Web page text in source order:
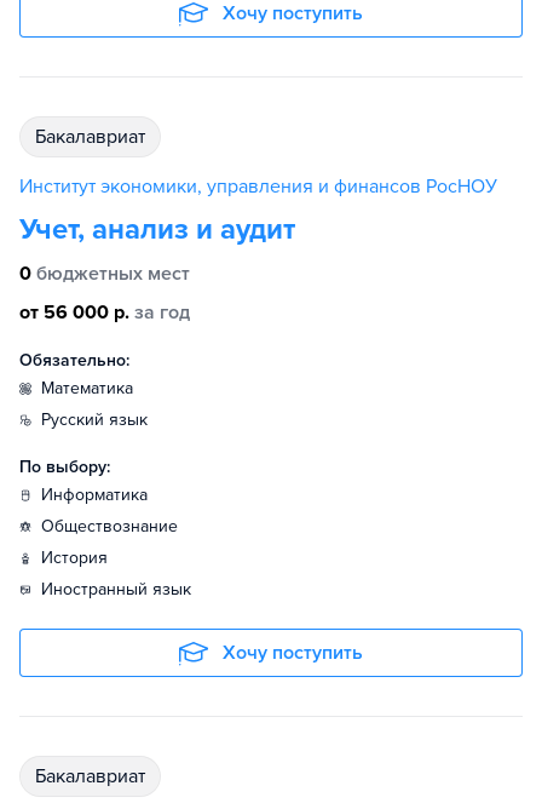
Хочу поступить
бакалавриат
Институт экономики, управления и финансов РосНОУ
Учет, анализ и аудит
0 бюджетных мест
от 56 000 р. за год
Обязательно:
математика
русский язык
По выбору:
информатика
обществознание
история
иностранный язык
Хочу поступить
бакалавриат